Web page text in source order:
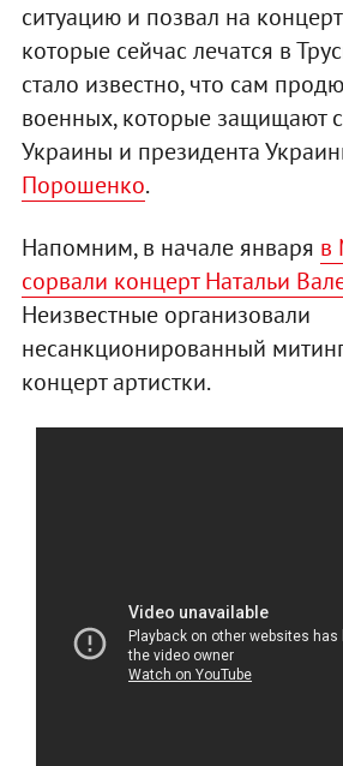
ситуацию и позвал на
которые сейчас лечатся в
стало известно, что сам
военных, которые защищают
Украины и президента
Порошенко.
Напомним, в начале января в
сорвали концерт Натальи
Неизвестные организовали
несанкционированный
концерт артистки.